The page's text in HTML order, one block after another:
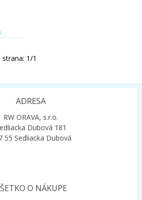
1/1
ADRESA
RW ORAVA, s.r.o.
Dubová 181
55 Sedliacka Dubová
O NÁKUPE